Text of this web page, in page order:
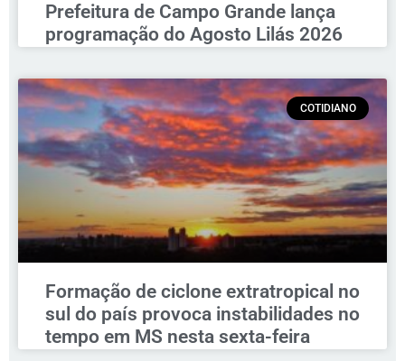
Prefeitura de Campo Grande lança
programação do Agosto Lilás 2026
COTIDIANO
Formação de ciclone extratropical no
sul do país provoca instabilidades no
tempo em MS nesta sexta-feira